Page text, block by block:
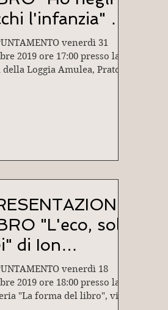
l'infanzia" di
Carli venerdì 31
2019 ore 17:00 presso la
della Loggia Amulea, Prato
"L'eco, solo
di Ion
venerdì 18
2019 ore 18:00 presso la
"La forma del libro", via